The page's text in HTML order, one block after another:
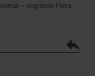
– ingresso Fiera